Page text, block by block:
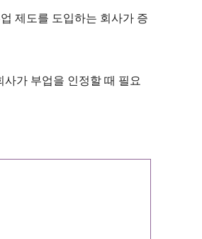
제도를 도입하는 회사가 증
가 부업을 인정할 때 필요